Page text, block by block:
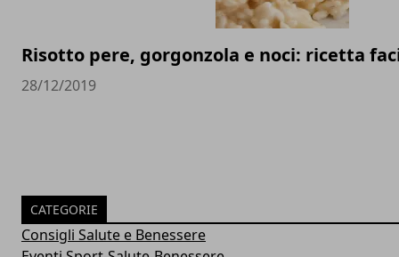
Risotto pere, gorgonzola e noci: ricetta
28/12/2019
CATEGORIE
Consigli Salute e Benessere